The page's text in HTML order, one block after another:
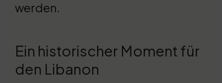
werden.
Ein historischer Moment für
den Libanon